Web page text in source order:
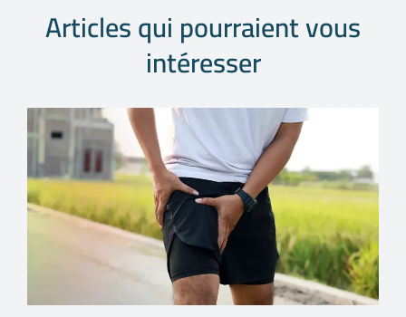
Articles qui pourraient vous
intéresser